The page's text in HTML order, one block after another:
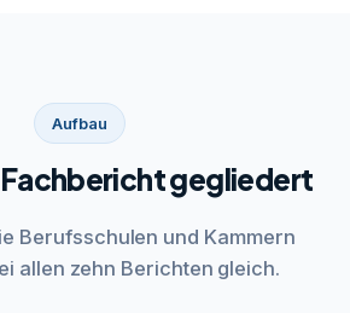
Aufbau
gegliedert
Berufsschulen und Kammern
allen zehn Berichten gleich.